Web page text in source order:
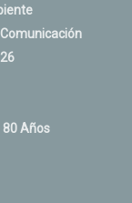
80 Años